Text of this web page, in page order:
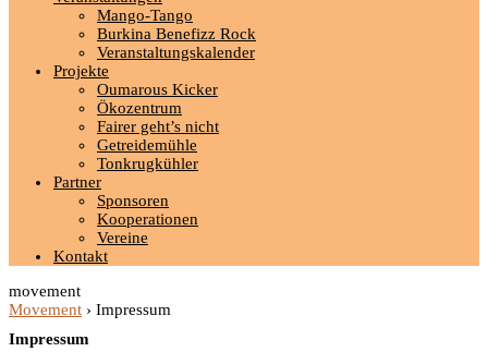
Mango-Tango
Burkina Benefizz Rock
Veranstaltungskalender
Projekte
Oumarous Kicker
Ökozentrum
Fairer geht’s nicht
Getreidemühle
Tonkrugkühler
Partner
Sponsoren
Kooperationen
Vereine
Kontakt
movement
Movement › Impressum
Impressum